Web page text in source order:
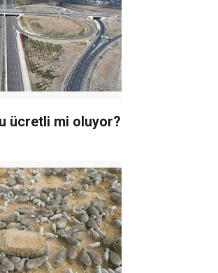
ücretli mi oluyor?